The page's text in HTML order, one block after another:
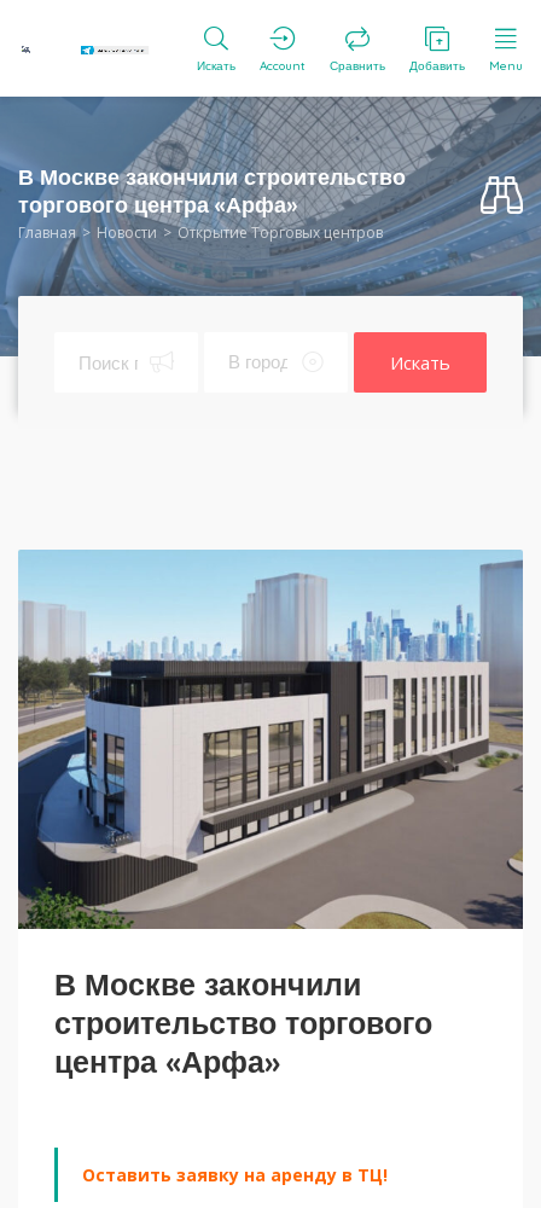
Искать Account Сравнить Добавить Menu
В Москве закончили строительство
торгового центра «Арфа»
Главная Новости Открытие Торговых центров
Искать
В Москве закончили
строительство торгового
центра «Арфа»
Оставить заявку на аренду в ТЦ!